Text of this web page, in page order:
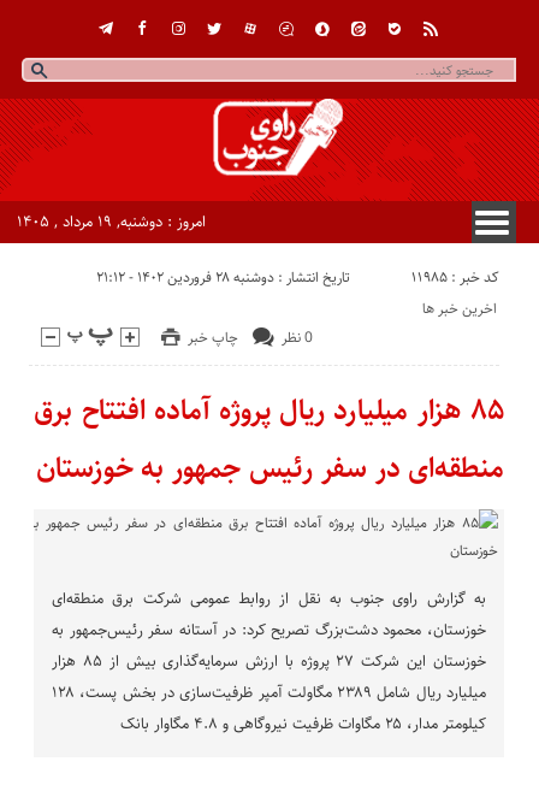
امروز : دوشنبه, ۱۹ مرداد , ۱۴۰۵
کد خبر : 11985 تاریخ انتشار : دوشنبه ۲۸ فروردین ۱۴۰۲ - ۲۱:۱۲
چاپ خبر 0 نظر
اخرین خبر ها
۸۵ هزار میلیارد ریال پروژه آماده افتتاح برق
منطقه‌ای در سفر رئیس جمهور به خوزستان
به گزارش راوی جنوب به نقل از روابط عمومی شرکت برق منطقه‌ای
خوزستان، محمود دشت‌بزرگ تصریح کرد: در آستانه سفر رئیس‌جمهور به
خوزستان این شرکت ۲۷ پروژه با ارزش سرمایه‌گذاری بیش از ۸۵ هزار
میلیارد ریال شامل ۲۳۸۹ مگاولت آمپر ظرفیت‌سازی در بخش پست، ۱۲۸
کیلومتر مدار، ۲۵ مگاوات ظرفیت نیروگاهی و ۴.۸ مگاوار بانک